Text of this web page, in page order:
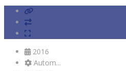
2016
Autom...